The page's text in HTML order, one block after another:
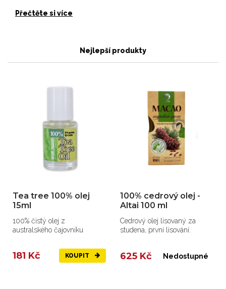
Přečtěte si více
Nejlepší produkty
Tea tree 100% olej
15ml
100% čistý olej z
australského čajovníku
181 Kč KOUPIT
100% cedrový olej -
Altai 100 ml
Cedrový olej lisovaný za
studena, první lisování.
625 Kč Nedostupné